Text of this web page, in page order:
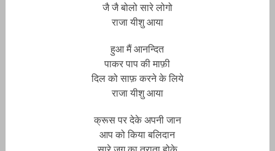
जै जै बोलो सारे लोगो
राजा यीशु आया
हुआ मैं आनन्दित
पाकर पाप की माफ़ी
दिल को साफ़ करने के लिये
राजा यीशु आया
क्रूस पर देके अपनी जान
आप को किया बलिदान